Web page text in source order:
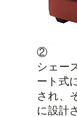
②
シェー
ート式
され、
に設計